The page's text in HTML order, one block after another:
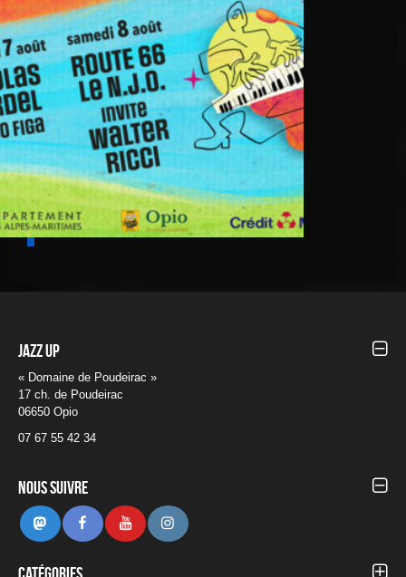
Jazz UP
« Domaine de Poudeirac »
17 ch. de Poudeirac
06650 Opio
07 67 55 42 34
Nous suivre
MastodonFacebookYoutube Instagram